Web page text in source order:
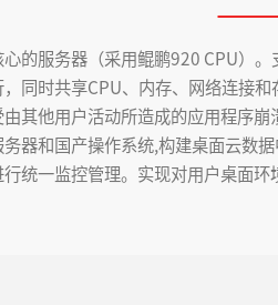
的服务器（采用鲲鹏920 CPU）
同时共享CPU、内存、网络连接
其他用户活动所造成的应用程序
器和国产操作系统,构建桌面云数
统一监控管理。实现对用户桌面